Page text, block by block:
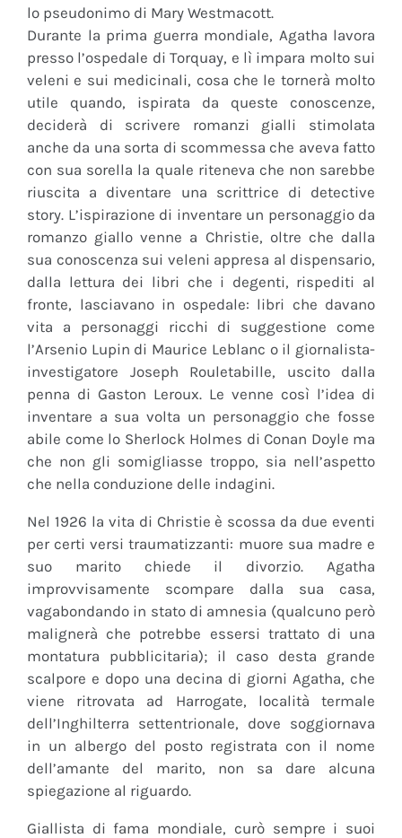
lo pseudonimo di Mary Westmacott.
Durante la prima guerra mondiale, Agatha lavora
presso l’ospedale di Torquay, e lì impara molto sui
veleni e sui medicinali, cosa che le tornerà molto
utile quando, ispirata da queste conoscenze,
deciderà di scrivere romanzi gialli stimolata
anche da una sorta di scommessa che aveva fatto
con sua sorella la quale riteneva che non sarebbe
riuscita a diventare una scrittrice di detective
story. L’ispirazione di inventare un personaggio da
romanzo giallo venne a Christie, oltre che dalla
sua conoscenza sui veleni appresa al dispensario,
dalla lettura dei libri che i degenti, rispediti al
fronte, lasciavano in ospedale: libri che davano
vita a personaggi ricchi di suggestione come
l’Arsenio Lupin di Maurice Leblanc o il giornalista-
investigatore Joseph Rouletabille, uscito dalla
penna di Gaston Leroux. Le venne così l’idea di
inventare a sua volta un personaggio che fosse
abile come lo Sherlock Holmes di Conan Doyle ma
che non gli somigliasse troppo, sia nell’aspetto
che nella conduzione delle indagini.
Nel 1926 la vita di Christie è scossa da due eventi
per certi versi traumatizzanti: muore sua madre e
suo marito chiede il divorzio. Agatha
improvvisamente scompare dalla sua casa,
vagabondando in stato di amnesia (qualcuno però
malignerà che potrebbe essersi trattato di una
montatura pubblicitaria); il caso desta grande
scalpore e dopo una decina di giorni Agatha, che
viene ritrovata ad Harrogate, località termale
dell’Inghilterra settentrionale, dove soggiornava
in un albergo del posto registrata con il nome
dell’amante del marito, non sa dare alcuna
spiegazione al riguardo.
Giallista di fama mondiale, curò sempre i suoi